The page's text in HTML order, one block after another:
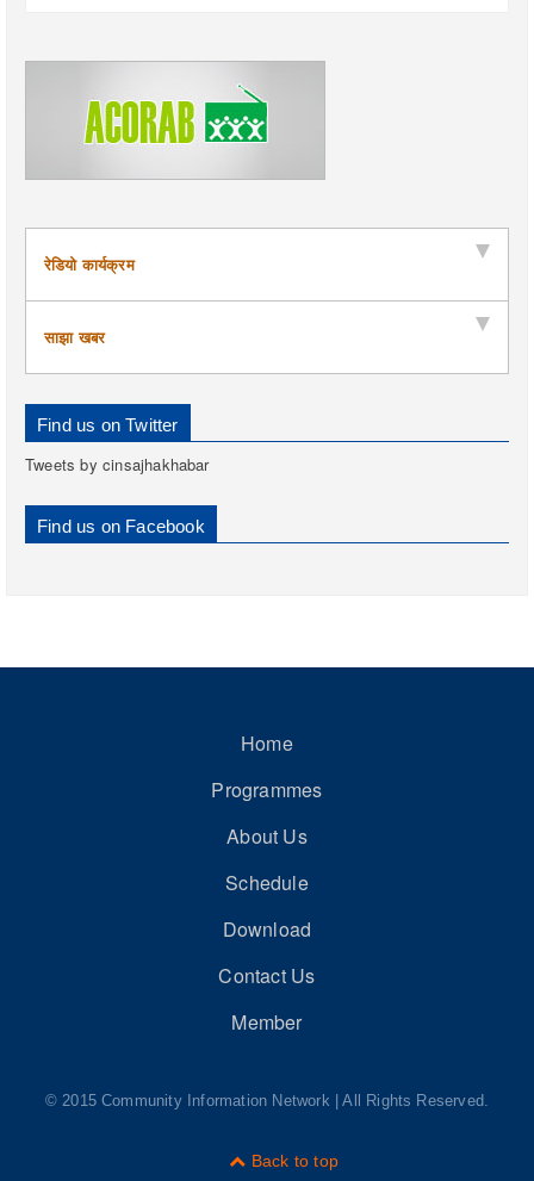
रेडियो कार्यक्रम
साझा खबर
Find us on Twitter
Tweets by cinsajhakhabar
Find us on Facebook
Home
Programmes
About Us
Schedule
Download
Contact Us
Member
© 2015 Community Information Network | All Rights Reserved.
Back to top